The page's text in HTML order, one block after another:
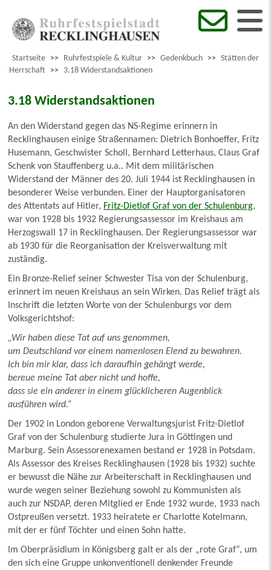
Startseite >> Ruhrfestspiele & Kultur >> Gedenkbuch >> Stätten der
Herrschaft >> 3.18 Widerstandsaktionen
3.18 Widerstandsaktionen
An den Widerstand gegen das NS-Regime erinnern in
Recklinghausen einige Straßennamen: Dietrich Bonhoeffer, Fritz
Husemann, Geschwister Scholl, Bernhard Letterhaus, Claus Graf
Schenk von Stauffenberg u.a.. Mit dem militärischen
Widerstand der Männer des 20. Juli 1944 ist Recklinghausen in
besonderer Weise verbunden. Einer der Hauptorganisatoren
des Attentats auf Hitler, Fritz-Dietlof Graf von der Schulenburg,
war von 1928 bis 1932 Regierungsassessor im Kreishaus am
Herzogswall 17 in Recklinghausen. Der Regierungsassessor war
ab 1930 für die Reorganisation der Kreisverwaltung mit
zuständig.
Ein Bronze-Relief seiner Schwester Tisa von der Schulenburg,
erinnert im neuen Kreishaus an sein Wirken. Das Relief trägt als
Inschrift die letzten Worte von der Schulenburgs vor dem
Volksgerichtshof:
„Wir haben diese Tat auf uns genommen,
um Deutschland vor einem namenlosen Elend zu bewahren.
Ich bin mir klar, dass ich daraufhin gehängt werde,
bereue meine Tat aber nicht und hoffe,
dass sie ein anderer in einem glücklicheren Augenblick
ausführen wird.“
Der 1902 in London geborene Verwaltungsjurist Fritz-Dietlof
Graf von der Schulenburg studierte Jura in Göttingen und
Marburg. Sein Assessorenexamen bestand er 1928 in Potsdam.
Als Assessor des Kreises Recklinghausen (1928 bis 1932) suchte
er bewusst die Nähe zur Arbeiterschaft in Recklinghausen und
wurde wegen seiner Beziehung sowohl zu Kommunisten als
auch zur NSDAP, deren Mitglied er Ende 1932 wurde, 1933 nach
Ostpreußen versetzt. 1933 heiratete er Charlotte Kotelmann,
mit der er fünf Töchter und einen Sohn hatte.
Im Oberpräsidium in Königsberg galt er als der „rote Graf“, um
den sich eine Gruppe unkonventionell denkender Freunde